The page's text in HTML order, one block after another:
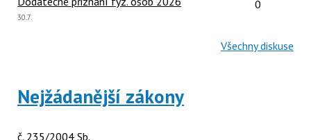
0
Poslední
30.7.
Všechny diskuse
Nejžádanější zákony
č. 235/2004 Sb.